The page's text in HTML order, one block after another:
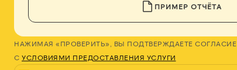
ПРИМЕР ОТЧЁТА
НАЖИМАЯ «ПРОВЕРИТЬ», ВЫ ПОДТВЕРЖДАЕТЕ СОГЛАСИЕ
С УСЛОВИЯМИ ПРЕДОСТАВЛЕНИЯ УСЛУГИ